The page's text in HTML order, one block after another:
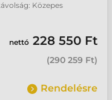
Közepes
nettó 228 550 Ft
(290 259 Ft)
Rendelésre